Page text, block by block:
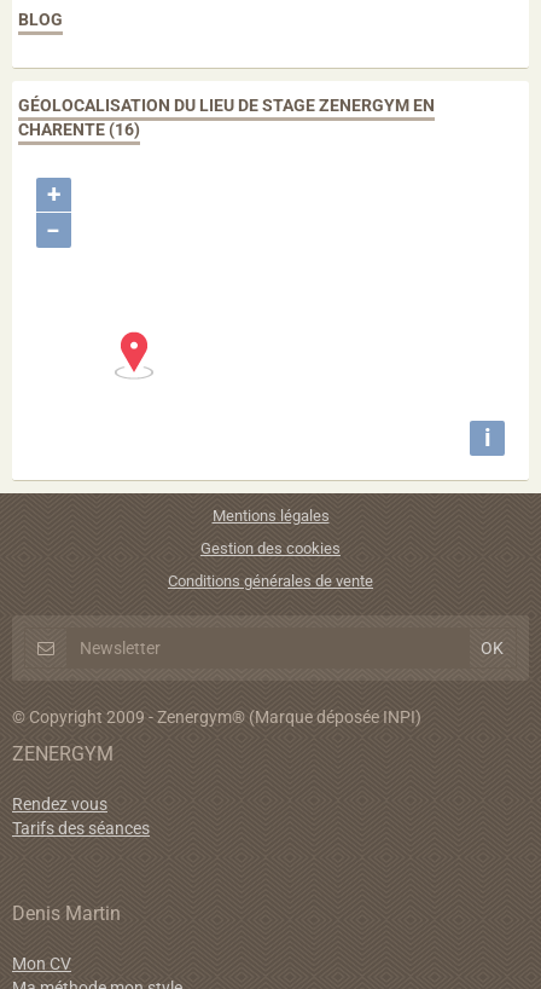
BLOG
GÉOLOCALISATION DU LIEU DE STAGE ZENERGYM EN
CHARENTE (16)
+
−
i
Mentions légales
Gestion des cookies
Conditions générales de vente
© Copyright 2009 - Zenergym® (Marque déposée INPI)
ZENERGYM
Rendez vous
Tarifs des séances
Denis Martin
Mon CV